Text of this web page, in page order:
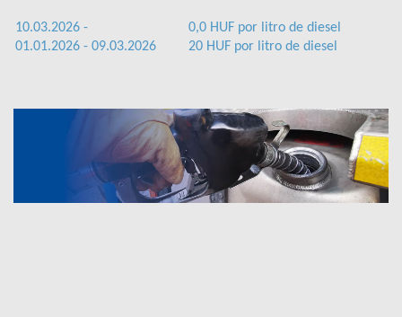
10.03.2026 -
0,0 HUF por litro de diesel
01.01.2026 - 09.03.2026
20 HUF por litro de diesel